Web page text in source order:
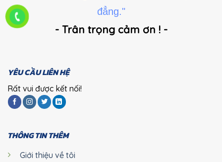
đẳng."
- Trân trọng cảm ơn ! -
THÔNG TIN THÊM
Giới thiệu về tôi
YÊU CẦU LIÊN HỆ
Rất vui được kết nối!